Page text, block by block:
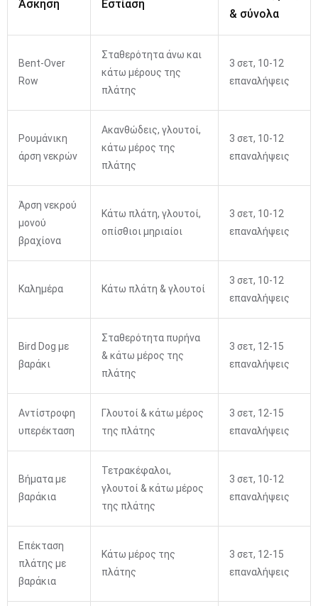
Άσκηση Εστίαση
& σύνολα
Bent-Over
Row
Σταθερότητα άνω και
κάτω μέρους της
πλάτης
3 σετ, 10-12
επαναλήψεις
Ρουμάνικη
άρση νεκρών
Ακανθώδεις, γλουτοί,
κάτω μέρος της
πλάτης
3 σετ, 10-12
επαναλήψεις
Άρση νεκρού
μονού
βραχίονα
Κάτω πλάτη, γλουτοί,
οπίσθιοι μηριαίοι
3 σετ, 10-12
επαναλήψεις
Καλημέρα Κάτω πλάτη & γλουτοί
3 σετ, 10-12
επαναλήψεις
Bird Dog με
βαράκι
Σταθερότητα πυρήνα
& κάτω μέρος της
πλάτης
3 σετ, 12-15
επαναλήψεις
Αντίστροφη
υπερέκταση
Γλουτοί & κάτω μέρος
της πλάτης
3 σετ, 12-15
επαναλήψεις
Βήματα με
βαράκια
Τετρακέφαλοι,
γλουτοί & κάτω μέρος
της πλάτης
3 σετ, 10-12
επαναλήψεις
Επέκταση
πλάτης με
βαράκια
Κάτω μέρος της
πλάτης
3 σετ, 12-15
επαναλήψεις